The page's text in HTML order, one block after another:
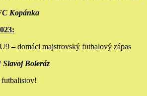
Kopánka
–domáci majstrovský futbalový zápas
Slavoj Boleráz